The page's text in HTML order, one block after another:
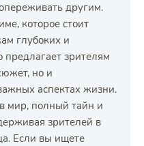
другим.
которое стоит
глубоких и
зрителям
но и
аспектах жизни.
мир, полный тайн и
зрителей в
Если вы ищете